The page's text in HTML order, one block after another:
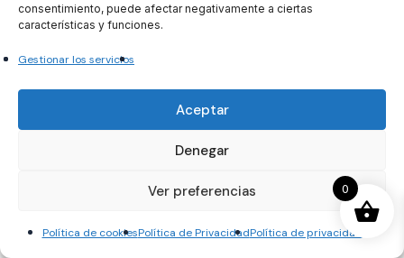
consentimiento, puede afectar negativamente a ciertas
características y funciones.
Gestionar los servicios
Aceptar
Denegar
Ver preferencias
Política de cookiesPolítica de PrivacidadPolítica de privacidad
Locales: clases y régimen jurídico.
Tema 68.- El acceso a la función pública local:
principios reguladores. Requisitos. Sistemas
extinción de la condición de empleado público.
Tema 69.- Las situaciones administrativas del
personal funcionario de carrera.
Tema 70.- El régimen de provisión y movilidad de
carrera.
0